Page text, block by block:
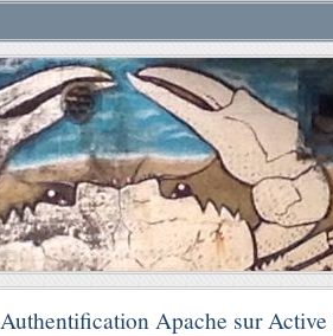
Authentification Apache sur